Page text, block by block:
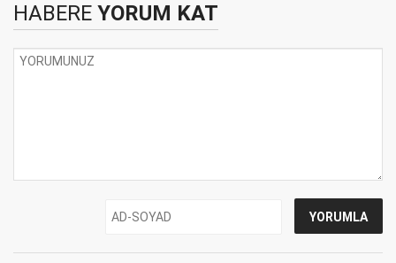
HABERE YORUM KAT